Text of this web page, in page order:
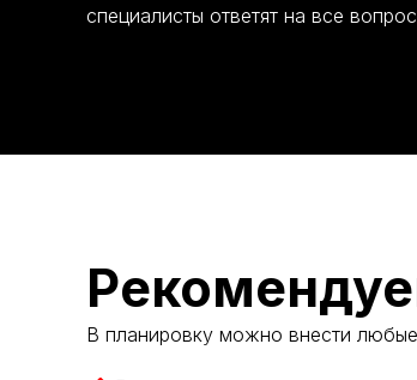
специалисты ответят на все
В планировку можно внести